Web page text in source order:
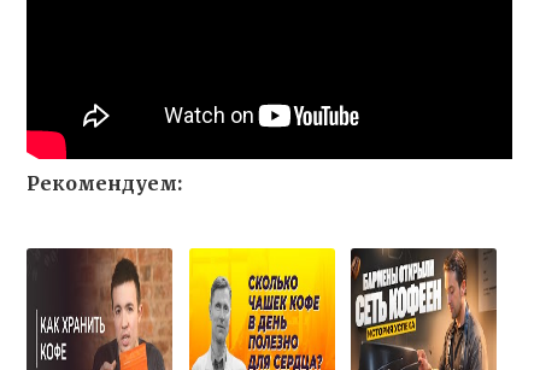
Рекомендуем: